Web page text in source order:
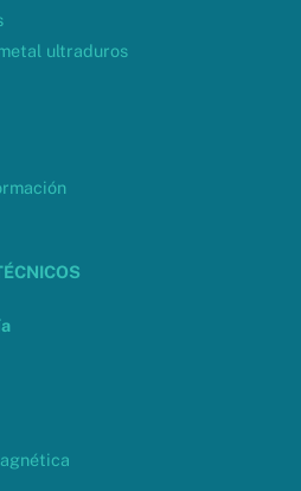
ultraduros